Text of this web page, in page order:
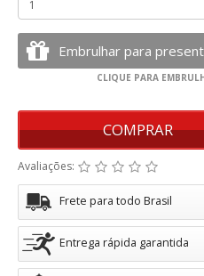
COMPRAR
Avaliações:
Frete para todo Brasil
Entrega rápida garantida